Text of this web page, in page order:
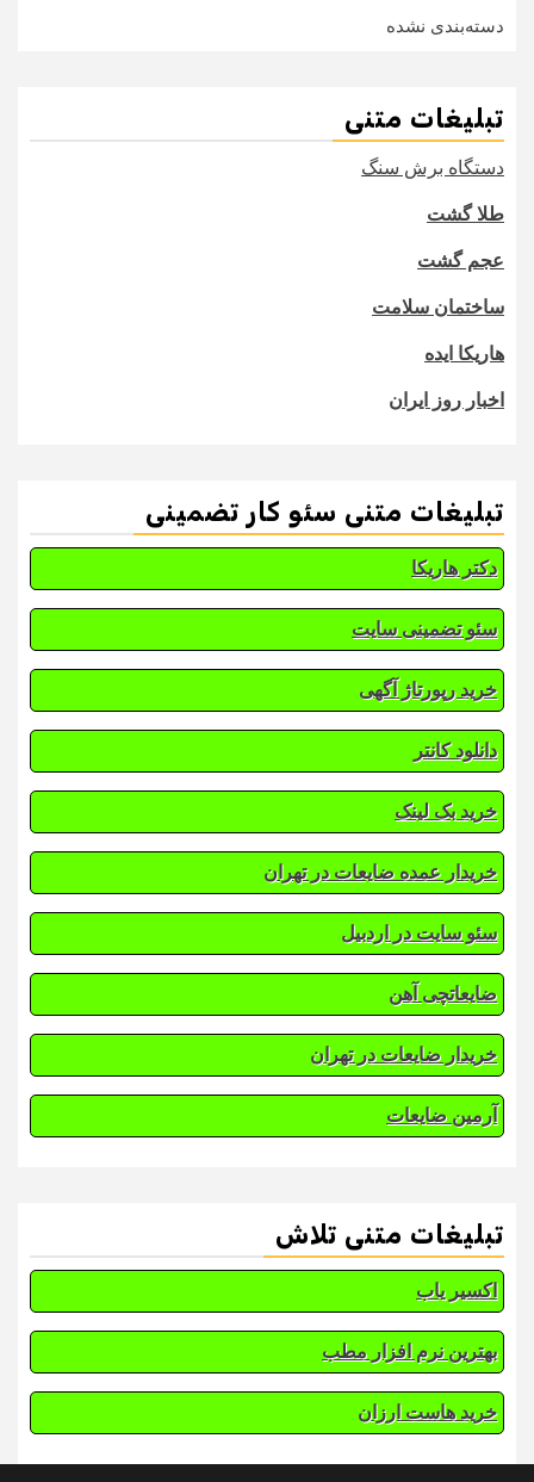
دسته‌بندی نشده
تبلیغات متنی
دستگاه برش سنگ
طلا گشت
عجم گشت
ساختمان سلامت
هاریکا ایده
اخبار روز ایران
تبلیغات متنی سئو کار تضمینی
دکتر هاریکا
سئو تضمینی سایت
خرید رپورتاژ آگهی
دانلود کانتر
خرید بک لینک
خریدار عمده ضایعات در تهران
سئو سایت در اردبیل
ضایعاتچی آهن
خریدار ضایعات در تهران
آرمین ضایعات
تبلیغات متنی تلاش
اکسیر یاب
بهترین نرم افزار مطب
خرید هاست ارزان